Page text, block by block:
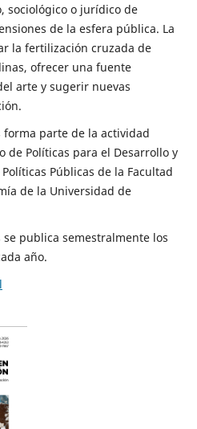
sociológico o jurídico de
de la esfera pública. La
la fertilización cruzada de
ofrecer una fuente
arte y sugerir nuevas
forma parte de la actividad
Políticas para el Desarrollo y
Públicas de la Facultad
de la Universidad de
se publica semestralmente los
año.